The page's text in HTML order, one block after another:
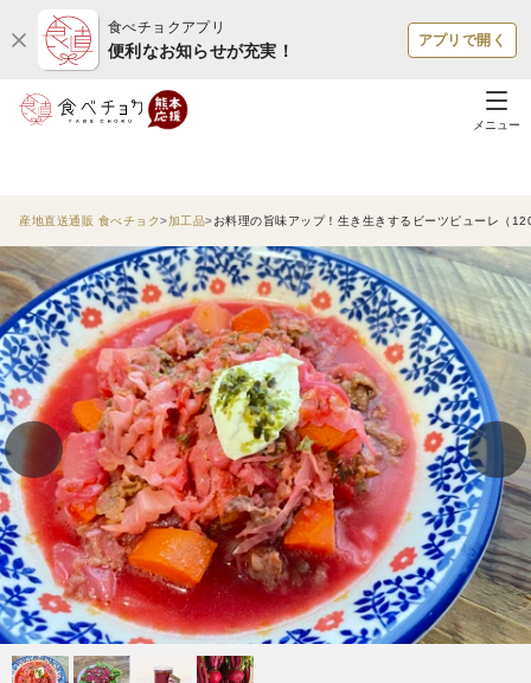
食べチョクアプリ
便利なお知らせが充実！
アプリで開く
メニュー
産地直送通販 食べチョク 加工品 お料理の旨味アップ！生き生きするビーツピューレ（